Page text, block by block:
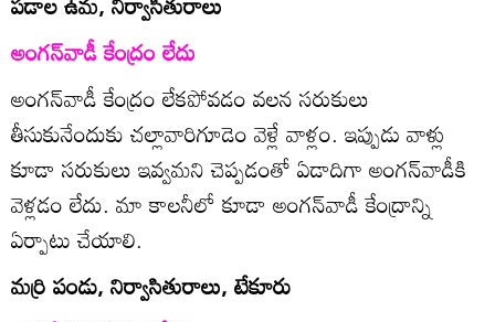
అంగన్‌వాడీ కేంద్రం లేదు
అంగన్‌వాడీ కేంద్రం లేకపోవడం వలన సరుకులు
తీసుకునేందుకు చల్లావారిగూడెం వెళ్లే వాళ్లం. ఇప్పుడు వాళ్లు
కూడా సరుకులు ఇవ్వమని చెప్పడంతో ఏడాదిగా అంగన్‌వాడీకి
వెళ్లడం లేదు. మా కాలనీలో కూడా అంగన్‌వాడీ కేంద్రాన్ని
ఏర్పాటు చేయాలి.
మర్రి పండు, నిర్వాసితురాలు, టేకూరు